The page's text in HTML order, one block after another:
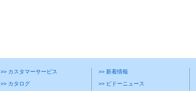
>> カスタマーサービス
>> カタログ
>> 新着情報
>> ビドーニュース